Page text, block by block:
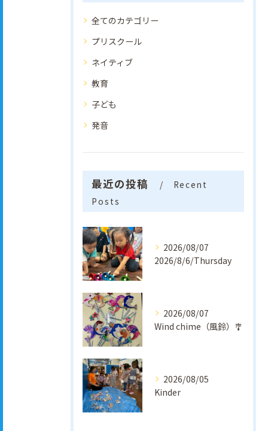
全てのカテゴリー
プリスクール
ネイティブ
教育
子ども
発音
最近の投稿
Recent
Posts
2026/08/07
2026/8/6/Thursday
2026/08/07
Wind chime（風鈴）🎐
2026/08/05
Kinder